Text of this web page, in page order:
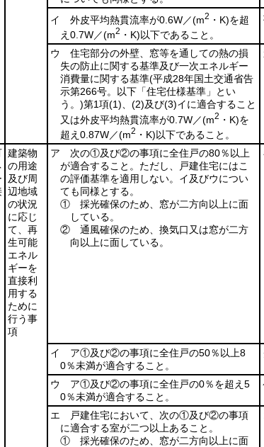
イ 外皮平均熱貫流率が0.6W／(m2 ・K)を超
え0.7W／(m2 ・K)以下であること。
ウ 住宅部分の外壁、窓等を通しての熱の損
失の防止に関する基準及び一次エネルギー
消費量に関する基準(平成28年国土交通省告
示第266号。以下「住宅仕様基準」とい
う。)第1項(1) (2)及び(3)イに適合すること
又は外皮平均熱貫流率が0.7W／(m2 ・K)を
超え0.87W／(m2 ・K)以下であること。
建築物
の用途
及び周
辺地域
の状況
に応じ
て、再
生可能
エネル
ギーを
直接利
用する
ために
行う事
項
ア 次の①及び②の事項に全住戸の80％以上
が適合すること。ただし、戸建住宅にはこ
の評価基準を適用しない。イ及びウについ
ても同様とする。
① 採光確保のため、窓が二方向以上に面
している。
② 通風確保のため、換気口又は窓が二方
向以上に面している。
イ ア①及び②の事項に全住戸の50％以上8
0％未満が適合すること。
ウ ア①及び②の事項に全住戸の0％を超え5
0％未満が適合すること。
エ 戸建住宅において、次の①及び②の事項
に適合する室が二つ以上あること。
① 採光確保のため、窓が二方向以上に面